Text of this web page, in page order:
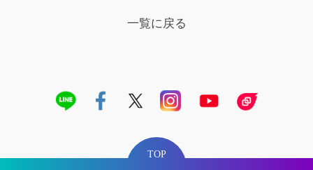
一覧に戻る
TOP